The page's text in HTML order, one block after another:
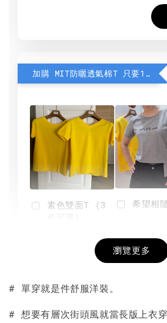
加購 MIT防曬透氣棉T 只要190元
素色雙面T (3
+
希望相
NT$ 190
瀏覽更多
# 單穿就是件舒服洋裝。
# 想要有層次街頭風就當長版上衣穿